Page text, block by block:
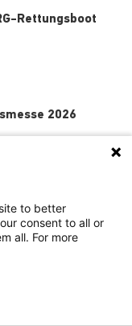
Rettungsboot
2026
2026
to better
consent to all or
all. For more